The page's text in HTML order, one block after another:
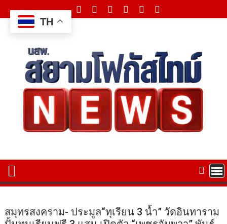
to
content
สมุทรสงคราม- ประมูล“ทุเรียน 3 น้ำ” วัดอินทาราม
TH